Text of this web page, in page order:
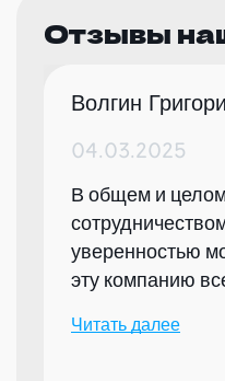
Отзывы
Волгин
04.03.2025
В общем и
уверенностью
эту компанию
мероприятий.
Читать далее